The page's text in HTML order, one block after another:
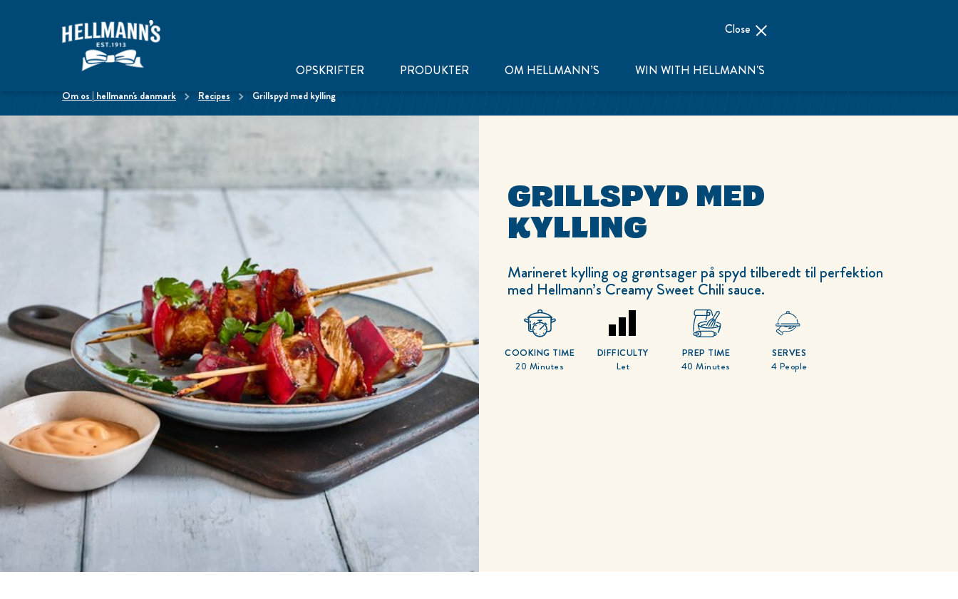
Close
OPSKRIFTER PRODUKTER OM HELLMANN’S WIN WITH HELLMANN'S
om os | hellmann's danmark Recipes Grillspyd med kylling
GRILLSPYD MED
KYLLING
Marineret kylling og grøntsager på spyd tilberedt til perfektion
med Hellmann’s Creamy Sweet Chili sauce.
20 Minutes
COOKING TIME
Let
DIFFICULTY
40 Minutes
PREP TIME
4 People
SERVES